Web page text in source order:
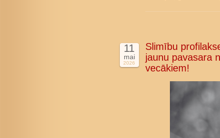
11
mai
2026
Slimību
jaunu pavasara
vecākiem!